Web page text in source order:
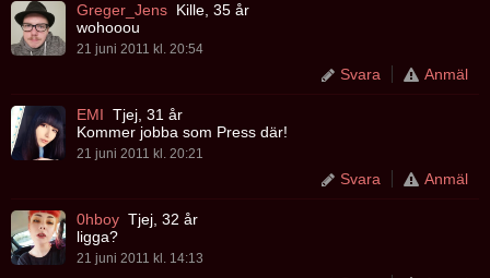
Greger_Jens Kille, 35 år
wohooou
21 juni 2011 kl. 20:54
Svara Anmäl
EMI Tjej, 31 år
Kommer jobba som Press där!
21 juni 2011 kl. 20:21
Svara Anmäl
0hboy Tjej, 32 år
ligga?
21 juni 2011 kl. 14:13